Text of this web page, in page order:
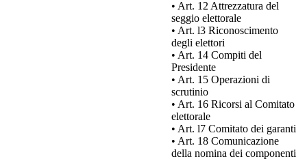
• Art. 12 Attrezzatura del
seggio elettorale
• Art. l3 Riconoscimento
degli elettori
• Art. 14 Compiti del
Presidente
• Art. 15 Operazioni di
scrutinio
• Art. 16 Ricorsi al Comitato
elettorale
• Art. l7 Comitato dei garanti
• Art. 18 Comunicazione
della nomina dei componenti